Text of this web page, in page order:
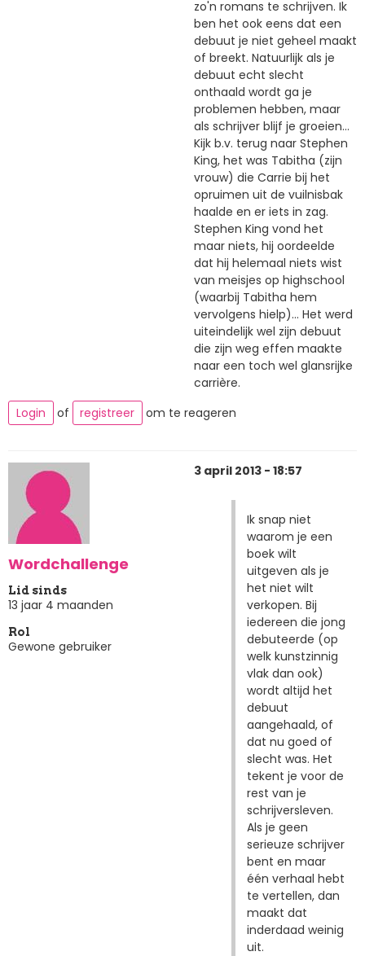
zo'n romans te schrijven. Ik
ben het ook eens dat een
debuut je niet geheel maakt
of breekt. Natuurlijk als je
debuut echt slecht
onthaald wordt ga je
problemen hebben, maar
als schrijver blijf je groeien...
Kijk b.v. terug naar Stephen
King, het was Tabitha (zijn
vrouw) die Carrie bij het
opruimen uit de vuilnisbak
haalde en er iets in zag.
Stephen King vond het
maar niets, hij oordeelde
dat hij helemaal niets wist
van meisjes op highschool
(waarbij Tabitha hem
vervolgens hielp)... Het werd
uiteindelijk wel zijn debuut
die zijn weg effen maakte
naar een toch wel glansrijke
carrière.
Login
of registreer om te reageren
Wordchallenge
Lid sinds
13 jaar 4 maanden
Rol
Gewone gebruiker
3 april 2013 - 18:57
Ik snap niet
waarom je een
boek wilt
uitgeven als je
het niet wilt
verkopen. Bij
iedereen die jong
debuteerde (op
welk kunstzinnig
vlak dan ook)
wordt altijd het
debuut
aangehaald, of
dat nu goed of
slecht was. Het
tekent je voor de
rest van je
schrijversleven.
Als je geen
serieuze schrijver
bent en maar
één verhaal hebt
te vertellen, dan
maakt dat
inderdaad weinig
uit.